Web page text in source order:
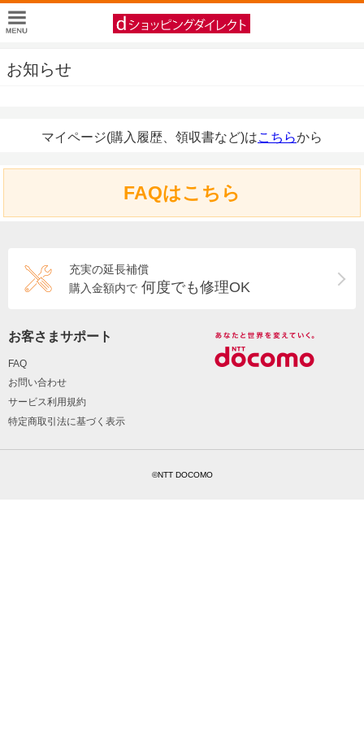
お知らせ
マイページ(購入履歴、領収書など)はこちらから
FAQはこちら
充実の延長補償
購入金額内で 何度でも修理OK
お客さまサポート
FAQ
お問い合わせ
サービス利用規約
特定商取引法に基づく表示
©NTT DOCOMO